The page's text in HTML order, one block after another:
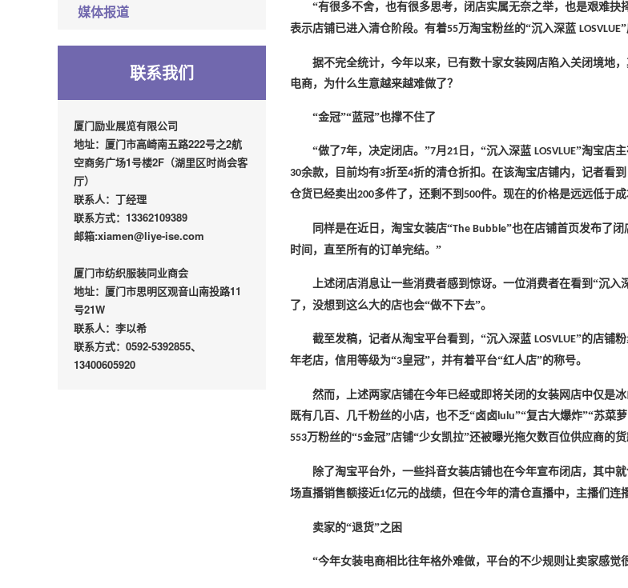
媒体报道
联系我们
厦门励业展览有限公司
地址：厦门市高崎南五路222号之2航
空商务广场1号楼2F（湖里区时尚会客
厅）
联系人：丁经理
联系方式：13362109389
邮箱:xiamen@liye-ise.com
厦门市纺织服装同业商会
地址：厦门市思明区观音山南投路11
号21W
联系人：李以希
联系方式：0592-5392855、
13400605920
“有很多不舍，也有很多思考，闭店实属无奈之举，也是艰难抉
表示店铺已进入清仓阶段。有着55万淘宝粉丝的“沉入深蓝 LOSVLUE
据不完全统计，今年以来，已有数十家女装网店陷入关闭境地
电商，为什么生意越来越难做了？
“金冠”“蓝冠”也撑不住了
“做了7年，决定闭店。”7月 21 日，“沉入深蓝 LOSVLUE”淘宝店
30余款，目前均有3折至4折的清仓折扣。在该淘宝店铺内，记者看
仓货已经卖出200多件了，还剩不到 500件。现在的价格是远远低于
同样是在近日，淘宝女装店“The Bubble”也在店铺首页发布了
时间，直至所有的订单完结。”
上述闭店消息让一些消费者感到惊讶。一位消费者在看到 “沉入
了，没想到这么大的店也会“做不下去”。
截至发稿，记者从淘宝平台看到， “沉入深蓝 LOSVLUE”的店铺
年老店，信用等级为“3皇冠”，并有着平台“红人店”的称号。
然而，上述两家店铺在今年已经或即将关闭的女装网店中仅是
既有几百、几千粉丝的小店，也不乏“卤卤lulu”“复古大爆炸”“苏菜
553万粉丝的“5金冠”店铺“少女凯拉”还被曝光拖欠数百位供应商的
除了淘宝平台外，一些抖音女装店铺也在今年宣布闭店，其中
场直播销售额接近1亿元的战绩，但在今年的清仓直播中，主播们连
卖家的“退货”之困
“今年女装电商相比往年格外难做，平台的不少规则让卖家感觉